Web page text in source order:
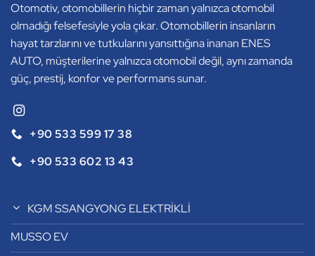
Otomotiv, otomobillerin hiçbir zaman yalnızca otomobil
olmadığı felsefesiyle yola çıkar. Otomobillerin insanların
hayat tarzlarını ve tutkularını yansıttığına inanan ENES
AUTO, müşterilerine yalnızca otomobil değil, aynı zamanda
güç, prestij, konfor ve performans sunar.
+90 533 599 17 38
+90 533 602 13 43
KGM SSANGYONG ELEKTRİKLİ
MUSSO EV